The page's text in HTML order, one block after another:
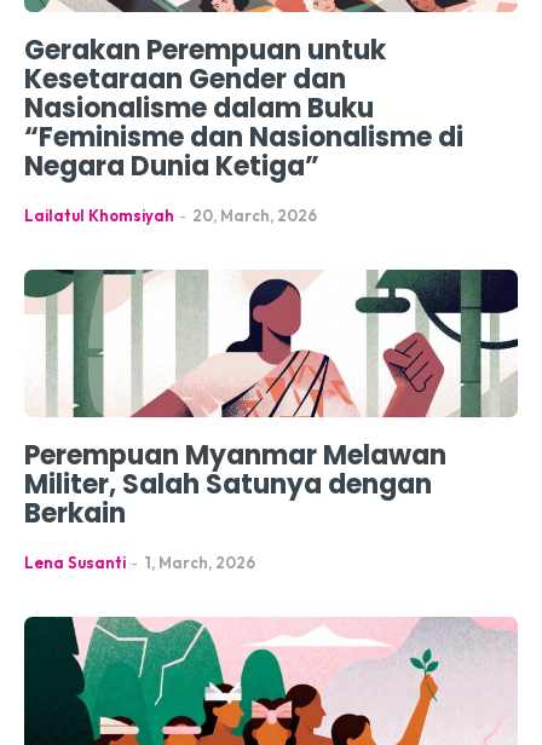
Gerakan Perempuan untuk
Kesetaraan Gender dan
Nasionalisme dalam Buku
“Feminisme dan Nasionalisme di
Negara Dunia Ketiga”
Lailatul Khomsiyah - 20, March, 2026
Perempuan Myanmar Melawan
Militer, Salah Satunya dengan
Berkain
Lena Susanti - 1, March, 2026